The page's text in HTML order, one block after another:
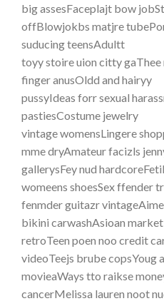
big assesFaceplajt bow
offBlowjokbs matjre
suducing teensAdultt
toyy stoire uion citty
finger anusOldd and hairyy
pussyIdeas forr sexual
pastiesCostume jewelry
vintage womensLingere
mme dryAmateur facizls
gallerysFey nud
womeens shoesSex ffender
fenmder guitazr
bikini carwashAsioan
retroTeen poen noo credit
videoTeejs brube
movieaWays tto raikse
cancerMelissa lauren noot